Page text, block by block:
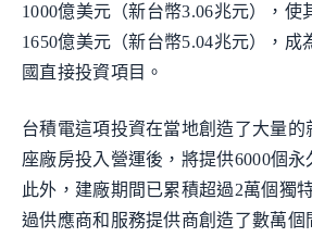
1000億美元（新台幣3.06兆元），使
1650億美元（新台幣5.04兆元），成
國直接投資項目。
台積電這項投資在當地創造了大量的
座廠房投入營運後，將提供6000個永
此外，建廠期間已累積超過2萬個獨
過供應商和服務提供商創造了數萬個